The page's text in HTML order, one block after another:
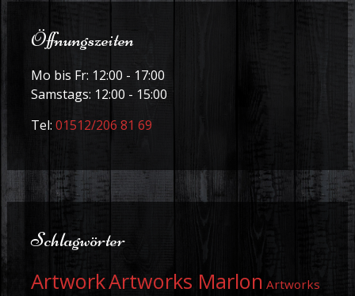
Öffnungszeiten
Mo bis Fr: 12:00 - 17:00
Samstags: 12:00 - 15:00
Tel: 01512/206 81 69
Schlagwörter
ArtworkArtworks Marlon Artworks